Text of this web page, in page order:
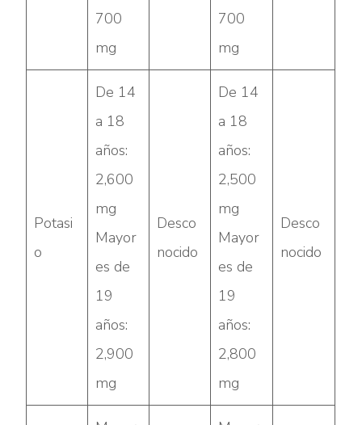
700
mg
700
mg
Potasi
o
De 14
a 18
años:
2,600
mg
Mayor
es de
19
años:
2,900
mg
Desco
nocido
De 14
a 18
años:
2,500
mg
Mayor
es de
19
años:
2,800
mg
Desco
nocido